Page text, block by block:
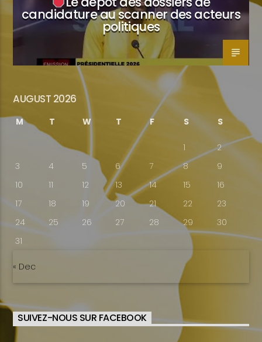
candidature au scanner des acteurs
politiques
AUGUST 2026
M T W T F S S
1
2
3
4 5 6 7 8
9
10
11 12 13 14 15
16
17
18 19 20 21 22
23
24
25 26 27 28 29
30
31
« Dec
SUIVEZ-NOUS SUR FACEBOOK